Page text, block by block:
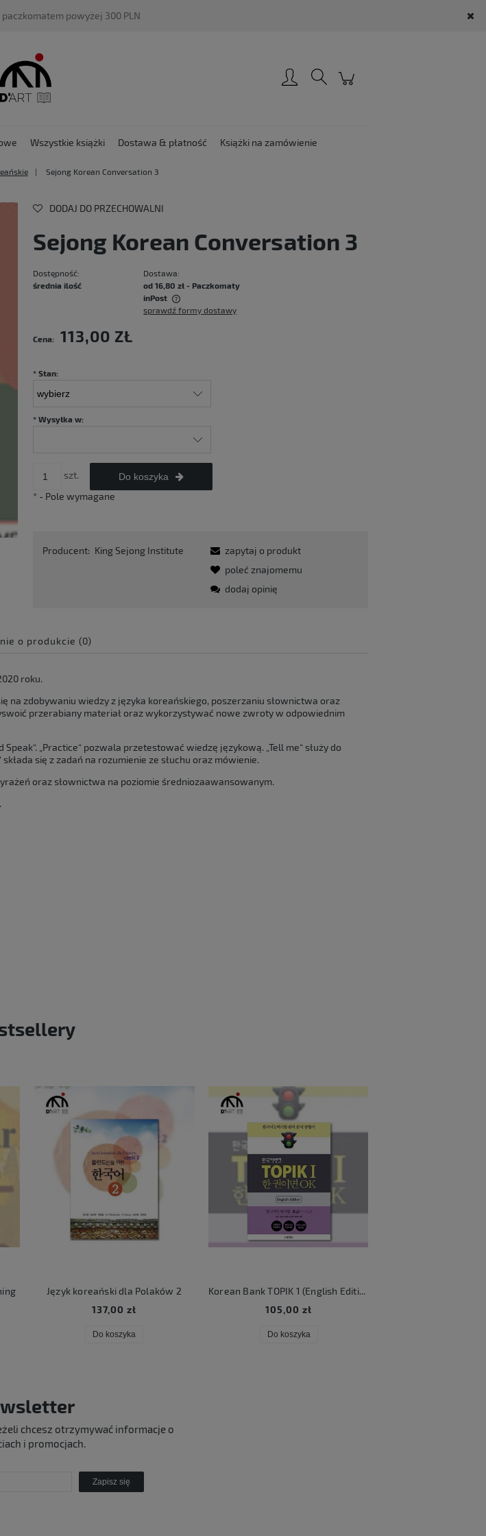
powyżej 300 PLN
Wszystkie książki Dostawa & płatność Książki na zamówienie
Sejong Korean Conversation 3
DODAJ DO PRZECHOWALNI
Sejong Korean Conversation 3
Dostępność:
średnia ilość
Dostawa:
od 16,80 zł - Paczkomaty
inPost
płatności
sprawdź formy dostawy
Cena: 113,00 ZŁ
*Stan:
*Wysyłka w:
szt. Do koszyka
*- Pole wymagane
Producent: King Sejong Institute
zapytaj o produkt
poleć znajomemu
dodaj opinię
o produkcie (0)
roku.
na zdobywaniu wiedzy z języka koreańskiego, poszerzaniu słownictwa oraz
przerabiany materiał oraz wykorzystywać nowe zwroty w odpowiednim
„Practice“ pozwala przetestować wiedzę językową. „Tell me“ służy do
się z zadań na rozumienie ze słuchu oraz mówienie.
oraz słownictwa na poziomie średniozaawansowanym.
Język koreański dla Polaków 2
137,00 zł
Do koszyka
Korean Bank TOPIK 1 (English Edition)
105,00 zł
Do koszyka
chcesz otrzymywać informacje o
i promocjach.
Zapisz się